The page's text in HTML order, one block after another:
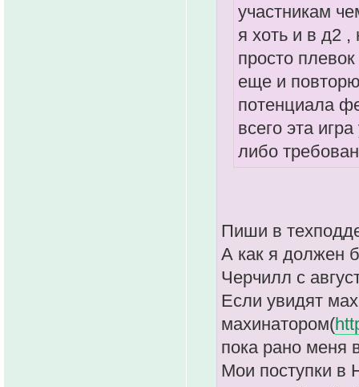
участникам
я хоть и в д2 ,
просто
еще и
потенциала
всего эта
либо
Пиши в
А как я должен
Черчилл с
Если увидят
махинатором(
пока рано меня
Мои поступки в